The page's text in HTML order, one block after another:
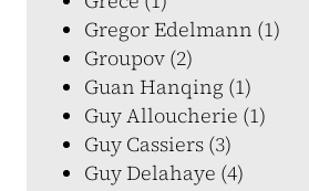
Gregor Edelmann (1)
Groupov (2)
Guan Hanqing (1)
Guy Alloucherie (1)
Guy Cassiers (3)
Guy Delahaye (4)